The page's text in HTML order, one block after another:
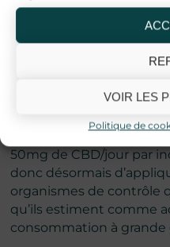
VOIR LES
Politique de
plus adaptés.
Pour une meilleure
ou les chewing-gums.
Quel dosage est
La réglementation
50mg de CBD/jour par
donc désormais
organismes de contrôle
qu’ils estiment comme
consommation à grande